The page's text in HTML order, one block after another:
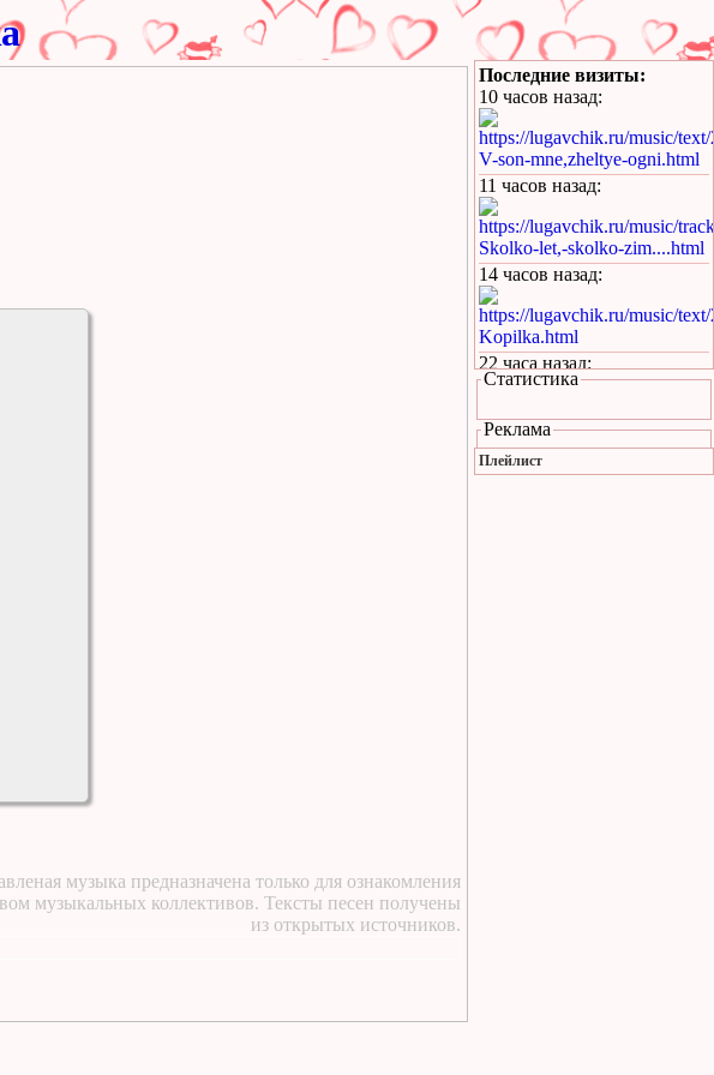
музыка предназначена только для ознакомления
музыкальных коллективов. Тексты песен получены
из открытых источников.
Последние визиты:
10 часов назад:
https://lugavchik.ru/music/
V-son-mne,zheltye-ogni.html
11 часов назад:
https://lugavchik.ru/music/
Skolko-let,-skolko-zim....html
14 часов назад:
https://lugavchik.ru/music/
Kopilka.html
22 часа назад:
Kukaracha.html
1 день назад:
Статистика
Реклама
Плейлист